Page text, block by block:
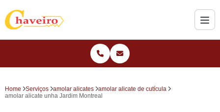
Home Serviços amolar alicates
amolar alicate de cutícula
amolar alicate unha Jardim Montreal